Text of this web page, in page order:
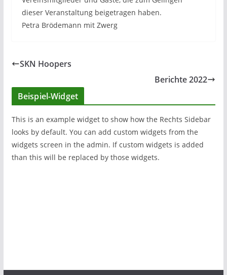
dieser Veranstaltung beigetragen haben.
Petra Brödemann mit Zwerg
SKN Hoopers
Berichte 2022
Beispiel-Widget
This is an example widget to show how the Rechts Sidebar
looks by default. You can add custom widgets from the
widgets screen in the admin. If custom widgets is added
than this will be replaced by those widgets.